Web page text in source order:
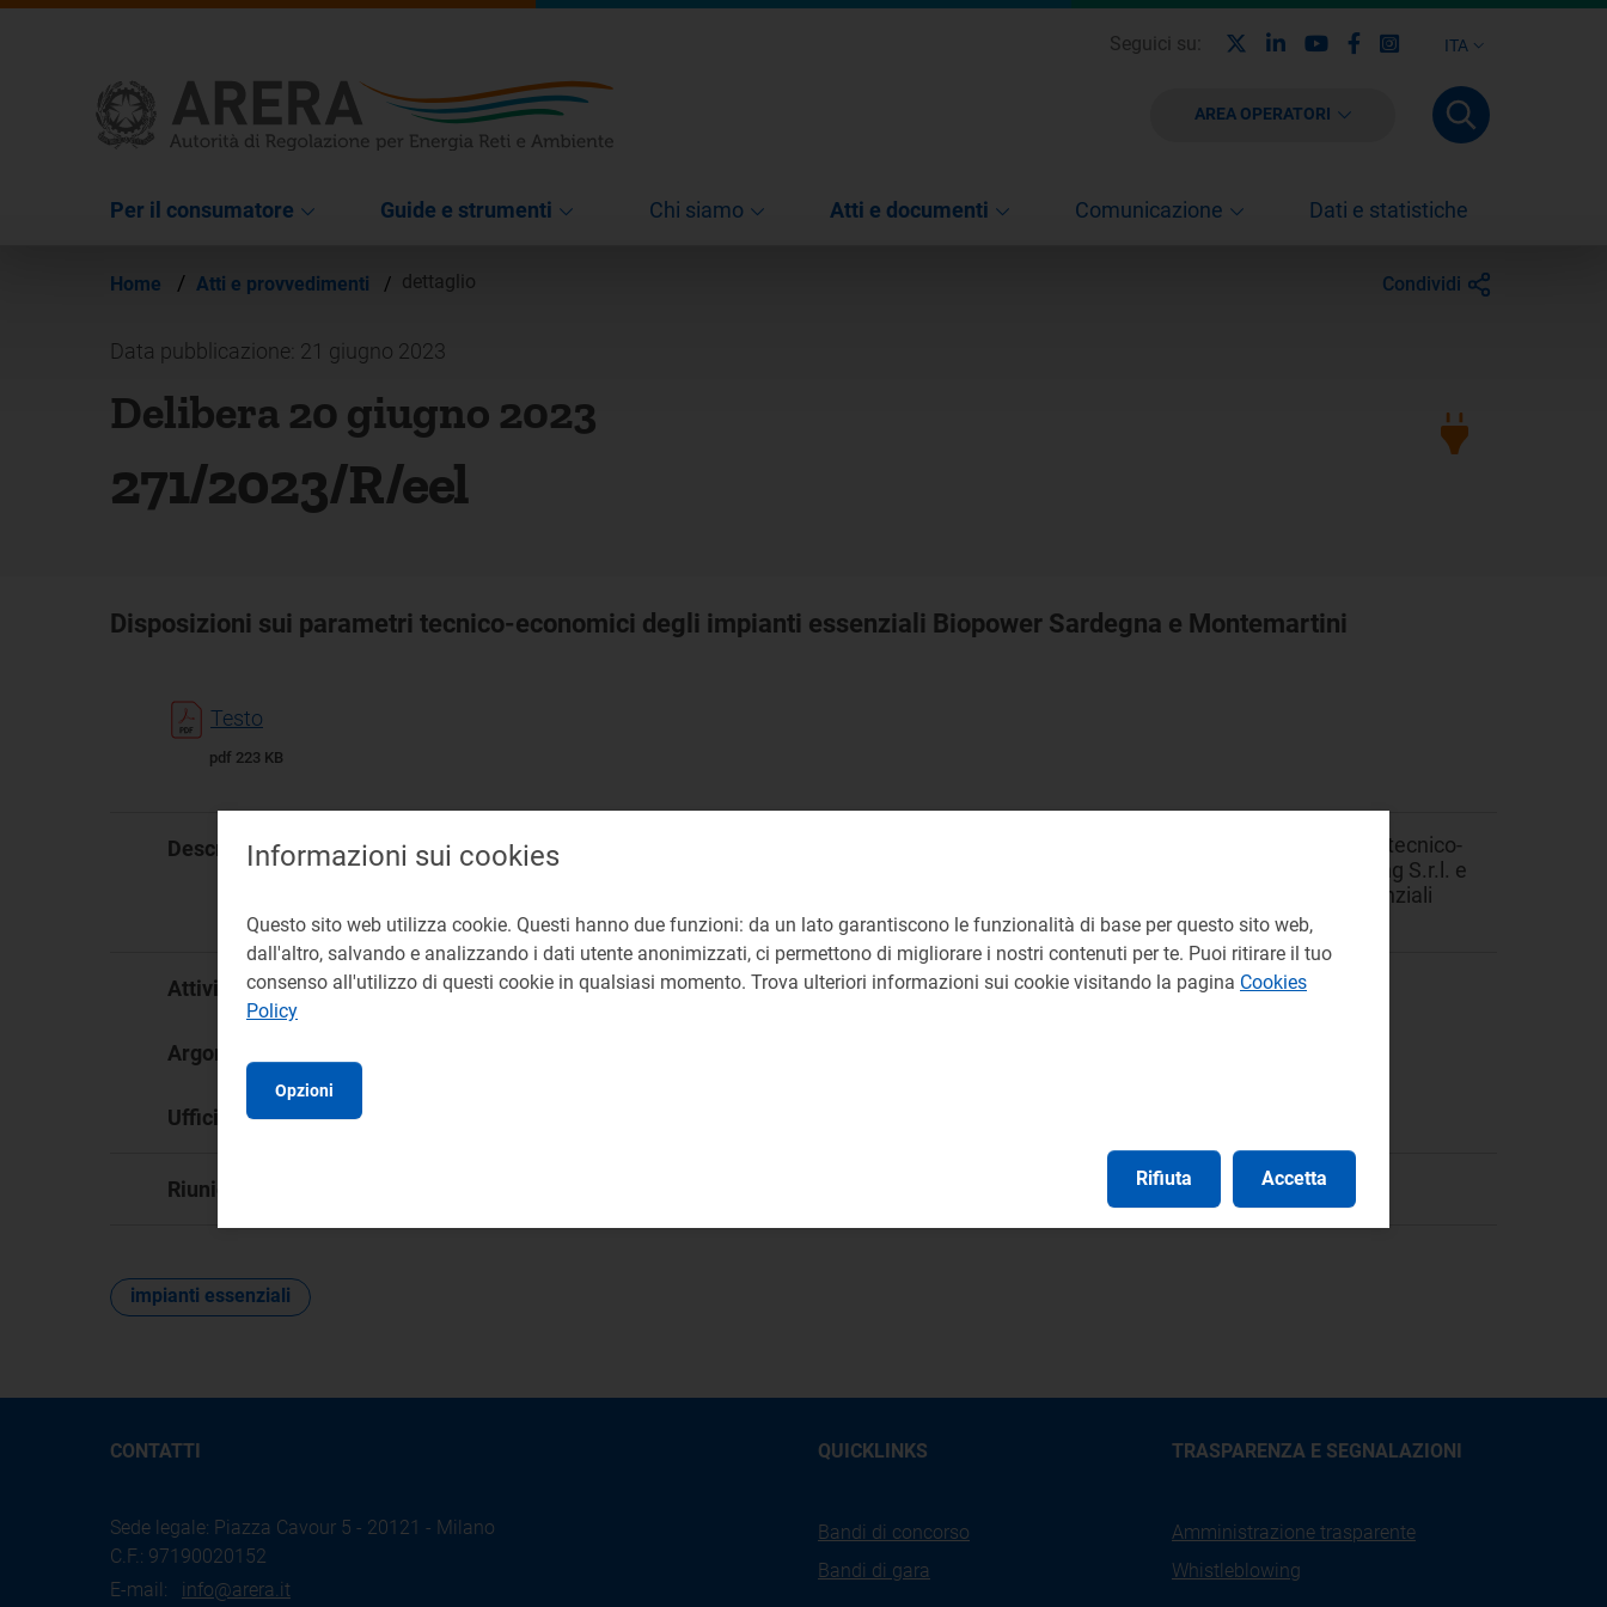
ITA
Seguici su: LinkedinYoutubeFacebook
Instagram
AREA OPERATORI
Per il consumatore Guide e strumenti Chi siamo Atti e documenti Comunicazione Dati e statistiche
Home / Atti e provvedimenti / dettaglio Condividi
Data pubblicazione: 21 giugno 2023
Delibera 20 giugno 2023
271/2023/R/eel
Disposizioni sui parametri tecnico-economici degli impianti essenziali Biopower Sardegna e Montemartini
Testo
pdf 223 KB
Descrizione:
Con il presente provvedimento, l’Autorità si esprime in merito alle istanze su alcuni parametri tecnico-
economici per la determinazione del costo variabile riconosciuto, presentate da Alperia Trading S.r.l. e
Acea Energia S.p.A., in relazione alle unità di produzione, rispettivamente, degli impianti essenziali
Biopower Sardegna, per gli anni 2022 e 2023, e Montemartini, per l’anno 2023.
Attività: Dispacciamento
Argomento:
Ufficio responsabile:
Riunione:
impianti essenziali
CONTATTI
Sede legale: Piazza Cavour 5 - 20121 - Milano
C.F.: 97190020152
E-mail: info@arera.it
QUICKLINKS
Bandi di concorso
Bandi di gara
TRASPARENZA E SEGNALAZIONI
Amministrazione trasparente
Whistleblowing
Informazioni sui cookies
Questo sito web utilizza cookie. Questi hanno due funzioni: da un lato garantiscono le funzionalità di base per questo sito web,
dall'altro, salvando e analizzando i dati utente anonimizzati, ci permettono di migliorare i nostri contenuti per te. Puoi ritirare il tuo
consenso all'utilizzo di questi cookie in qualsiasi momento. Trova ulteriori informazioni sui cookie visitando la pagina Cookies
Policy
Opzioni
Rifiuta Accetta